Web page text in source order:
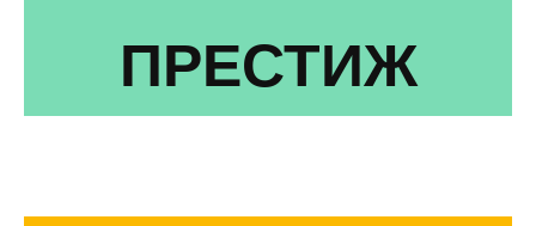
ПРЕСТИЖ